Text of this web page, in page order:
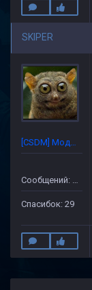
SKIPER
[CSDM] Модератор
Сообщений: 227
Спасибок: 29